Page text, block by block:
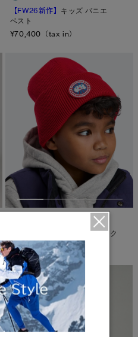
キャンセル
【FW26新作】 キッズ バニエ
ベスト
¥70,400（tax in）
ユース アークティック トゥック
¥23,100（tax in）